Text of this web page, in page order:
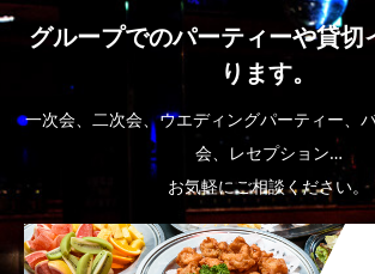
グループでのパーティーや貸切
ります。
一次会、二次会、ウエディングパーティー、
会、レセプション…
お気軽にご相談ください。